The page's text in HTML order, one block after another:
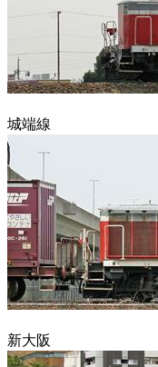
城端線
新大阪